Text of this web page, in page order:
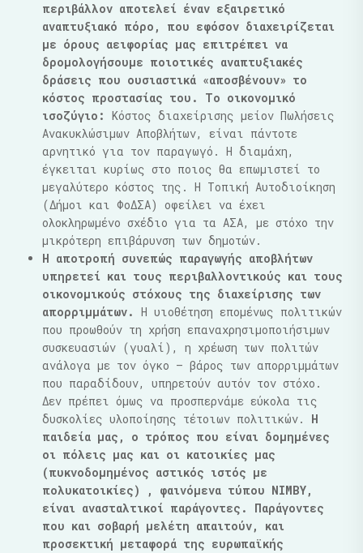
περιβάλλον αποτελεί έναν εξαιρετικό
αναπτυξιακό πόρο, που εφόσον διαχειρίζεται
με όρους αειφορίας μας επιτρέπει να
δρομολογήσουμε ποιοτικές αναπτυξιακές
δράσεις που ουσιαστικά «αποσβένουν» το
κόστος προστασίας του. Το οικονομικό
ισοζύγιο: Κόστος διαχείρισης μείον Πωλήσεις
Ανακυκλώσιμων Αποβλήτων, είναι πάντοτε
αρνητικό για τον παραγωγό. Η διαμάχη,
έγκειται κυρίως στο ποιος θα επωμιστεί το
μεγαλύτερο κόστος της. Η Τοπική Αυτοδιοίκηση
(Δήμοι και ΦοΔΣΑ) οφείλει να έχει
ολοκληρωμένο σχέδιο για τα ΑΣΑ, με στόχο την
μικρότερη επιβάρυνση των δημοτών.
Η αποτροπή συνεπώς παραγωγής αποβλήτων
υπηρετεί και τους περιβαλλοντικούς και τους
οικονομικούς στόχους της διαχείρισης των
απορριμμάτων. Η υιοθέτηση επομένως πολιτικών
που προωθούν τη χρήση επαναχρησιμοποιήσιμων
συσκευασιών (γυαλί), η χρέωση των πολιτών
ανάλογα με τον όγκο – βάρος των απορριμμάτων
που παραδίδουν, υπηρετούν αυτόν τον στόχο.
Δεν πρέπει όμως να προσπερνάμε εύκολα τις
δυσκολίες υλοποίησης τέτοιων πολιτικών.
Η
παιδεία μας, ο τρόπος που είναι δομημένες
οι πόλεις μας και οι κατοικίες μας
(πυκνοδομημένος αστικός ιστός με
πολυκατοικίες) , φαινόμενα τύπου ΝΙΜΒΥ,
είναι ανασταλτικοί παράγοντες. Παράγοντες
που και σοβαρή μελέτη απαιτούν, και
προσεκτική μεταφορά της ευρωπαϊκής